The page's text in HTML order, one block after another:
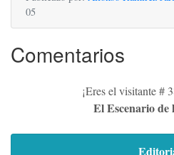
05
Comentarios
¡Eres el visitante #
El Escenario de